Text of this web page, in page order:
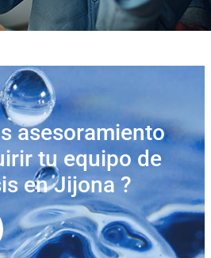
asesoramiento
tu equipo de
en Jijona ?